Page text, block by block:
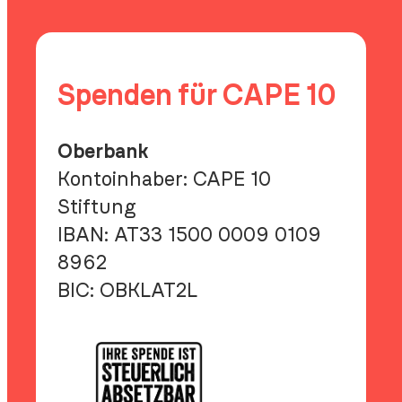
Spenden für CAPE 10
Oberbank
Kontoinhaber: CAPE 10
Stiftung
IBAN: AT33 1500 0009 0109
8962
BIC: OBKLAT2L